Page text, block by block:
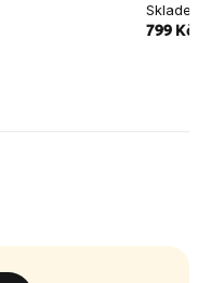
Skladem
799 Kč